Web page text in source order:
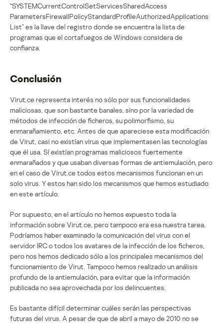
“SYSTEMCurrentControlSetServicesSharedAccess
ParametersFirewallPolicyStandardProfileAuthorizedApplications
List” es la llave del registro donde se encuentra la lista de
programas que el cortafuegos de Windows considera de
confianza.
Conclusión
Virut.ce representa interés no sólo por sus funcionalidades
maliciosas, que son bastante banales, sino por la variedad de
métodos de infección de ficheros, su polimorfismo, su
enmarañamiento, etc. Antes de que apareciese esta modificación
de Virut, casi no existían virus que implementasen las tecnologías
que él usa. Sí existían programas maliciosos fuertemente
enmarañados y que usaban diversas formas de antiemulación, pero
en el caso de Virut.ce todos estos mecanismos funcionan en un
solo virus. Y estos han sido los mecanismos que hemos estudiado
en este artículo.
Por supuesto, en el artículo no hemos expuesto toda la
información sobre Virut.ce, pero tampoco era esa nuestra tarea.
Podríamos haber examinado la comunicación del virus con el
servidor IRC o todos los avatares de la infección de los ficheros,
pero nos hemos dedicado sólo a los principales mecanismos del
funcionamiento de Virut. Tampoco hemos realizado un análisis
profundo de la antiemulación, para evitar que la información
publicada no sea aprovechada por los delincuentes.
Es bastante difícil determinar cuáles serán las perspectivas
futuras del virus. A pesar de que de abril a mayo de 2010 no se